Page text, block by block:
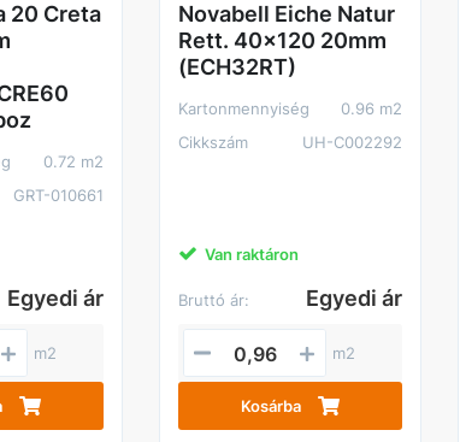
20 Creta
0.72 m2
GRT-010661
Egyedi ár
m2
Novabell Eiche Natur
Rett. 40x120 20mm
(ECH32RT)
Kartonmennyiség
0.96 m2
Cikkszám
UH-C002292
Van raktáron
Bruttó ár: Egyedi ár
m2
Kosárba